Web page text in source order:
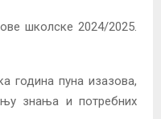
школске 2024/2025.
година пуна изазова,
знања и потребних